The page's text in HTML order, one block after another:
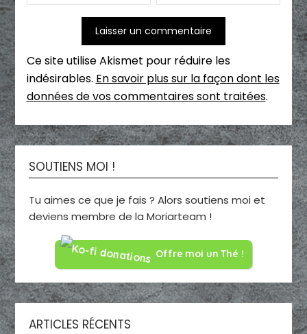
Ce site utilise Akismet pour réduire les
indésirables. En savoir plus sur la façon dont les
données de vos commentaires sont traitées.
SOUTIENS MOI !
Tu aimes ce que je fais ? Alors soutiens moi et
deviens membre de la Moriarteam !
Offre moi un Thé !
ARTICLES RÉCENTS